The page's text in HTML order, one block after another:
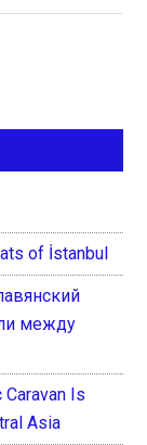
of İstanbul
между
Is
Asia